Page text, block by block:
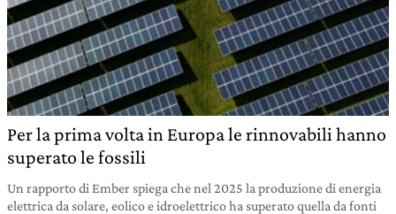
Per la prima volta in Europa le rinnovabili hanno
superato le fossili
Un rapporto di Ember spiega che nel 2025 la produzione di energia
elettrica da solare, eolico e idroelettrico ha superato quella da fonti